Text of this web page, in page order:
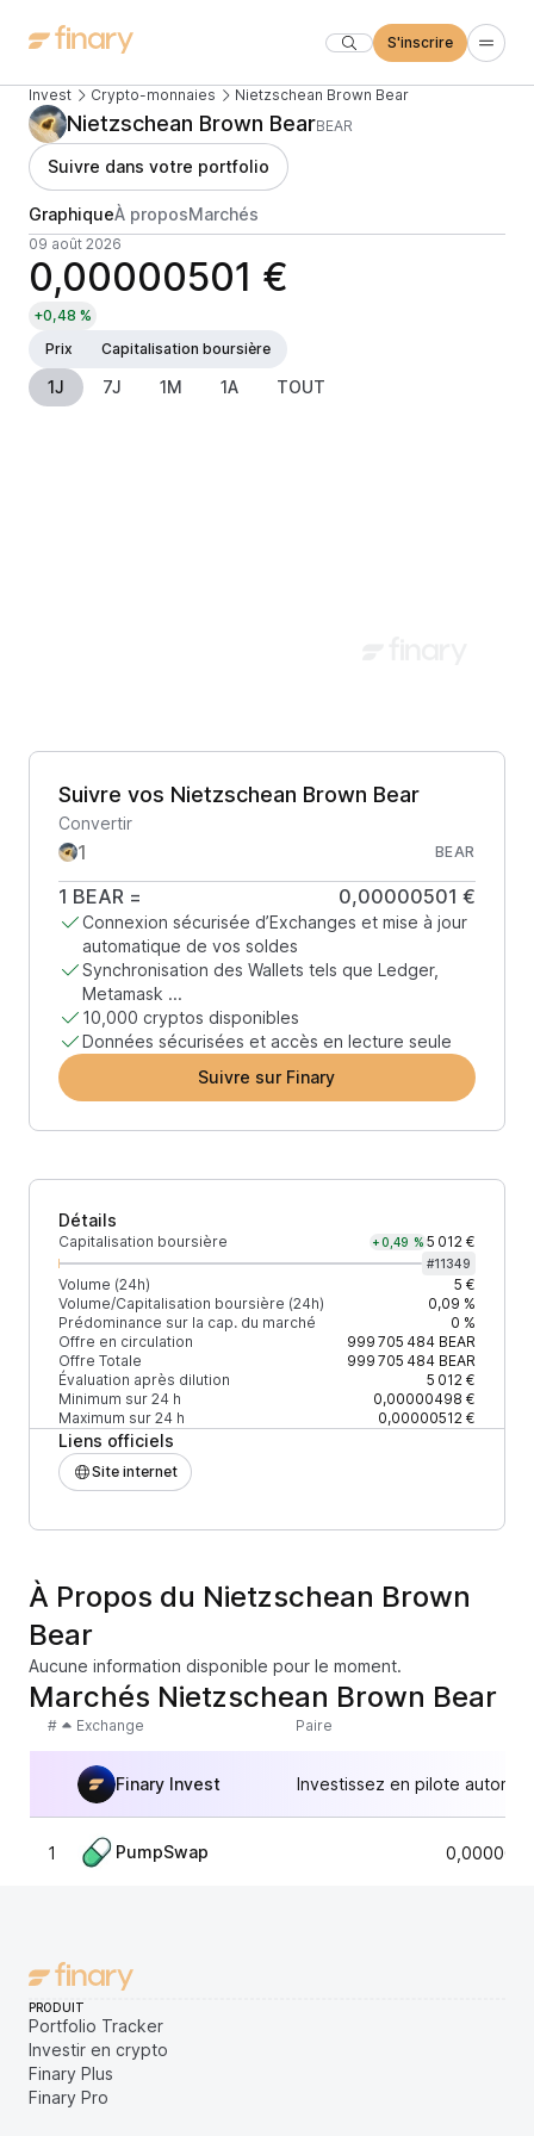
S'inscrire
Invest Crypto-monnaies Nietzschean Brown Bear
Nietzschean Brown BearBEAR
Suivre dans votre portfolio
GraphiqueÀ proposMarchés
09 août 2026
0,00000501 €
+0,48 %
Prix
Capitalisation boursière
1J 7J 1M 1A TOUT
Suivre vos Nietzschean Brown Bear
Convertir
BEAR
1 BEAR = 0,00000501 €
Connexion sécurisée d’Exchanges et mise à jour
automatique de vos soldes
Synchronisation des Wallets tels que Ledger,
Metamask ...
10,000 cryptos disponibles
Données sécurisées et accès en lecture seule
Suivre sur Finary
Détails
Capitalisation boursière +0,49 % 5 012 €
#11349
Volume (24h)
5 €
Volume/Capitalisation boursière (24h)
0,09 %
Prédominance sur la cap. du marché
0 %
Offre en circulation
999 705 484BEAR
Offre Totale
999 705 484BEAR
Évaluation après dilution
5 012 €
Minimum sur 24 h
0,00000498 €
Maximum sur 24 h
0,00000512 €
Liens officiels
Site internet
À Propos du Nietzschean Brown
Bear
Aucune information disponible pour le moment.
Marchés Nietzschean Brown Bear
# Exchange Paire
Finary Invest Investissez en pilote
1 PumpSwap
PRODUIT
Portfolio Tracker
Investir en crypto
Finary Plus
Finary Pro